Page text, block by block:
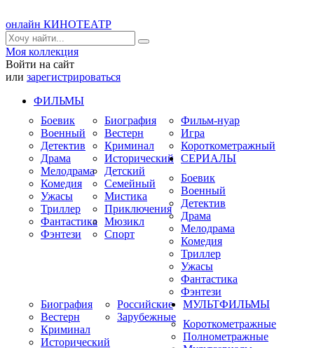
онлайн КИНОТЕАТР
Моя коллекция
Войти на сайт
или зарегистрироваться
ФИЛЬМЫ
Боевик
Военный
Детектив
Драма
Мелодрама
Комедия
Ужасы
Триллер
Фантастика
Фэнтези
Биография
Вестерн
Криминал
Исторический
Детский
Семейный
Мистика
Приключения
Мюзикл
Спорт
Фильм-нуар
Игра
Короткометражный
СЕРИАЛЫ
Боевик
Военный
Детектив
Драма
Мелодрама
Комедия
Триллер
Ужасы
Фантастика
Фэнтези
Биография
Вестерн
Криминал
Исторический
Российские
Зарубежные
МУЛЬТФИЛЬМЫ
Короткометражные
Полнометражные